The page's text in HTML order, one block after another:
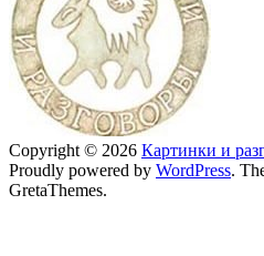
Copyright © 2026 Картинки и
Proudly powered by WordPress.
GretaThemes.